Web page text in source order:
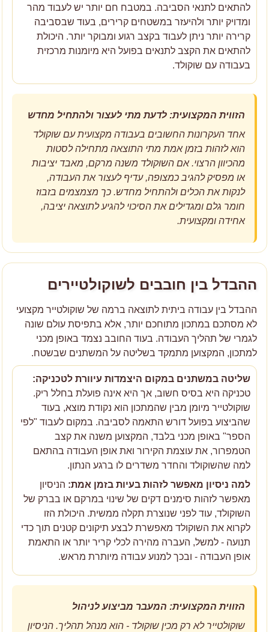
להתאים לתנאי הסביבה. במטבח חם יותר יש לעבוד מהר
ומדויק יותר ולהיעזר במשטחים קרירים, בעוד שבסביבה
קרירה יותר ניתן לעבוד בקצב רגוע ומבוקר יותר. היכולת
להתאים את הקצב לתנאים בפועל היא מיומנות מרכזית
בעבודה עם שוקולד.
הזווית המקצועית: לדעת מתי לעצור ולהתחיל מחדש
אחד העקרונות החשובים בעבודה מקצועית עם שוקולד
הוא לזהות בזמן אמת מתי התוצאה מתחילה לסטות
מהכיוון הרצוי. אם השוקולד משנה מרקם, מאבד יציבות
או מפסיק להגיב כמצופה, עדיף לעצור את העבודה,
לנקות את הכלים ולהתחיל מחדש. כך מצמצמים בזבוז
חומר גלם ומגדילים את הסיכוי להגיע לתוצאה יציבה,
אחידה ומקצועית.
ההבדל בין חובבים לשוקולטיירים
ההבדל בין עבודה ביתית לתוצאה ברמה של שוקולטייר מקצועי
לא מסתכם במתכון מתוחכם יותר, אלא בתפיסת עולם שונה
לגמרי של תהליך העבודה. בעוד החובב נצמד באופן מכני
למתכון, המקצוען מתמקד בשליטה על המשתנים שבשטח.
שליטה במשתנים במקום היצמדות עיוורת לטכניקה:
טכניקה היא בסיס חשוב, אך היא אינה פועלת בחלל ריק.
שוקולטייר מיומן מבין שהמתכון הוא נקודת מוצא, בעוד
שהביצוע בפועל דורש התאמה לסביבה. במקום לעבוד "לפי
הספר" באופן מכני בלבד, המקצוען משנה את קצב
הטמפרור, את עוצמת הקירור ואת אופן העבודה בהתאם
למה שהשוקולד והחדר משדרים לו ברגע הנתון.
למה ניסיון מאפשר לזהות בעיות בזמן אמת: הניסיון
מאפשר לזהות סימנים דקים של שינוי במרקם או בברק של
השוקולד, עוד לפני שנוצרת תקלה ממשית. היכולת הזו
לקרוא את השוקולד מאפשרת לבצע תיקונים קטנים תוך כדי
תנועה - למשל, העברה מהירה לכלי קריר יותר או התאמת
אופן העבודה - ובכך למנוע עבודה מיותרת מראש.
הזווית המקצועית: המעבר מביצוע לניהול
שוקולטייר לא רק מכין שוקולד - הוא מנהל תהליך. הניסיון